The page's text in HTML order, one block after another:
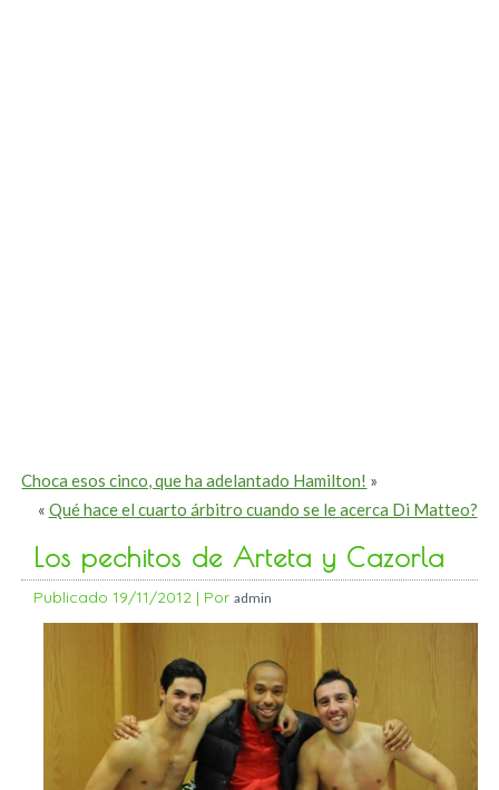
Choca esos cinco, que ha adelantado Hamilton! »
« Qué hace el cuarto árbitro cuando se le acerca Di Matteo?
Los pechitos de Arteta y Cazorla
Publicado 19/11/2012 | Por admin